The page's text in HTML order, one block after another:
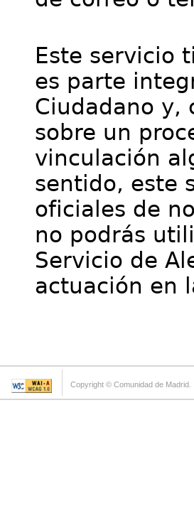
Este servicio
es parte
Ciudadano y,
sobre un
vinculación
sentido, este
oficiales de
no podrás
Servicio de
actuación en
Copyright © Comunidad de Madrid.